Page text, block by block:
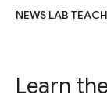
NEWS LAB
Learn